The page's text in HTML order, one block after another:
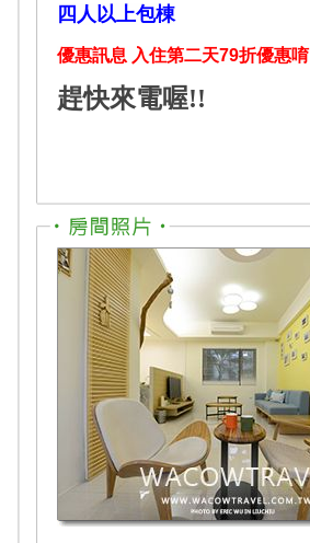
四人以上包棟
優惠訊息 入住第二天79折優惠唷
趕快來電喔!!